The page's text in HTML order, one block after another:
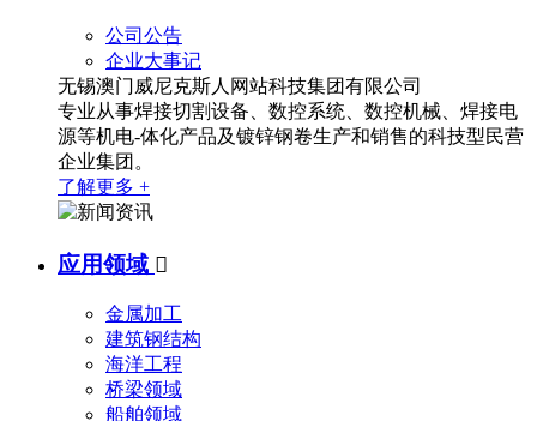
公司公告
企业大事记
无锡澳门威尼克斯人网站科技集团有限公司
专业从事焊接切割设备、数控系统、数控机械、焊接电
源等机电-体化产品及镀锌钢卷生产和销售的科技型民营
企业集团。
了解更多 +
应用领域 
金属加工
建筑钢结构
海洋工程
桥梁领域
船舶领域